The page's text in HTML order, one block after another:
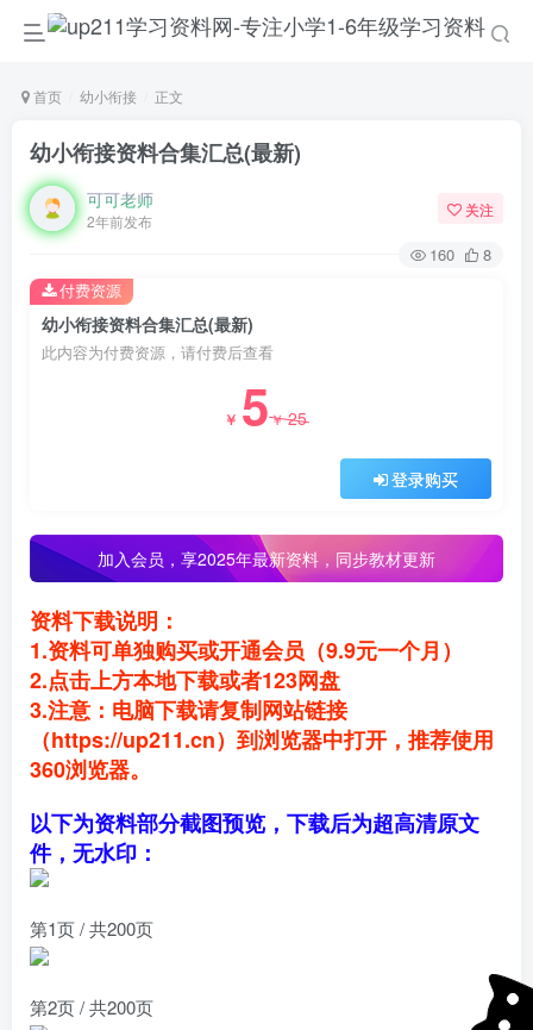
首页 幼小衔接 正文
幼小衔接资料合集汇总(最新)
可可老师
2年前发布
关注
160 8
幼小衔接资料合集汇总(最新)
此内容为付费资源，请付费后查看
￥ 5￥25
登录购买
付费资源
加入会员， 享2025年最新资料，同步教材更新
资料下载说明：
1.资料可单独购买或开通会员（9.9元一个月）
2.点击上方本地下载或者123网盘
3.注意：电脑下载请复制网站链接
（https://up211.cn）到浏览器中打开，推荐使用
360浏览器。
以下为资料部分截图预览，下载后为超高清原文
件，无水印：
第1页 / 共200页
第2页 / 共200页